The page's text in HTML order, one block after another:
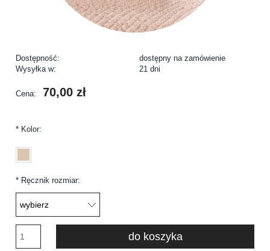
Dostępność:
dostępny na zamówienie
Wysyłka w:
21 dni
Cena: 70,00 zł
* Kolor:
* Ręcznik rozmiar:
do koszyka